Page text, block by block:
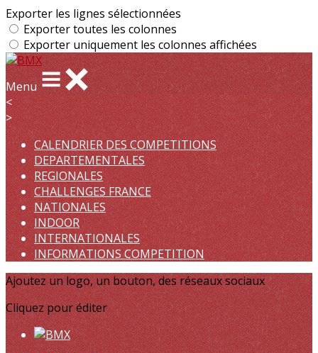
Exporter les lignes sélectionnées
Exporter toutes les colonnes
Exporter uniquement les colonnes affichées
Menu
<
>
CALENDRIER DES COMPETITIONS
DEPARTEMENTALES
REGIONALES
CHALLENGES FRANCE
NATIONALES
INDOOR
INTERNATIONALES
INFORMATIONS COMPETITION
Ajoutez un logo, un bouton, des réseaux sociaux
Cliquez pour éditer